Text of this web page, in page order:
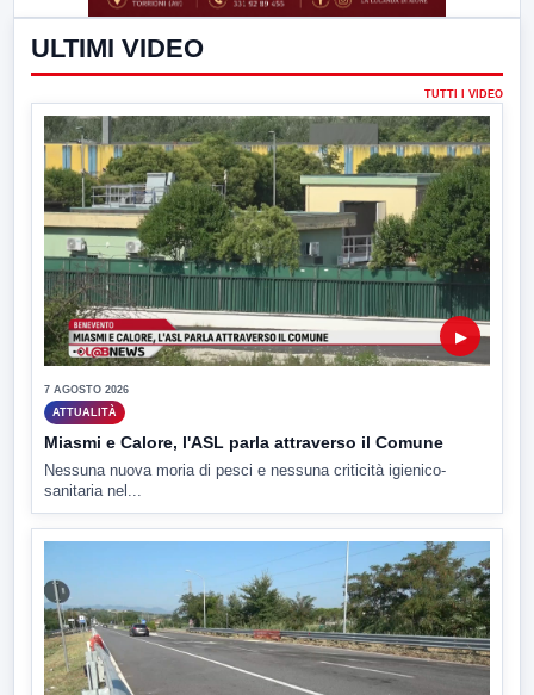
ULTIMI VIDEO
TUTTI I VIDEO
▶
7 AGOSTO 2026
ATTUALITÀ
Miasmi e Calore, l'ASL parla attraverso il Comune
Nessuna nuova moria di pesci e nessuna criticità igienico-
sanitaria nel...